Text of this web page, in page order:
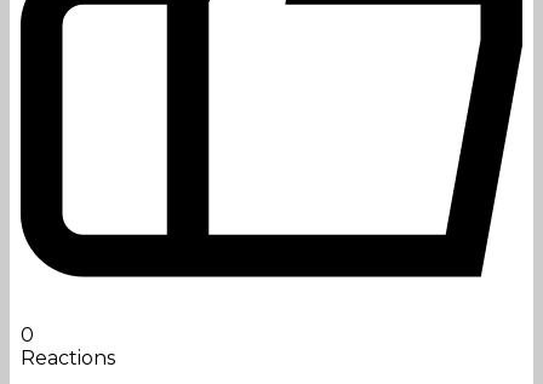
0
Reactions